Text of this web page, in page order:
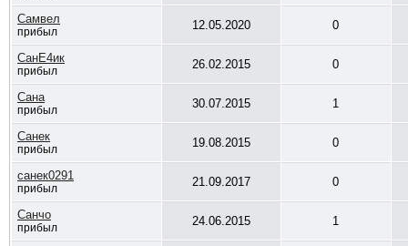
Самвел
прибыл 12.05.2020 0
СанE4ик
прибыл 26.02.2015 0
Сана
прибыл 30.07.2015 1
Санек
прибыл 19.08.2015 0
санек0291
прибыл 21.09.2017 0
Санчо
прибыл 24.06.2015 1